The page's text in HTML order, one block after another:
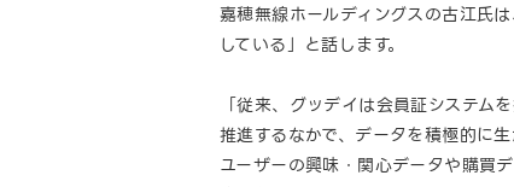
嘉穂無線ホールディングスの古江氏
している」と話します。
「従来、グッデイは会員証システム
推進するなかで、データを積極的に
ユーザーの興味・関心データや購買